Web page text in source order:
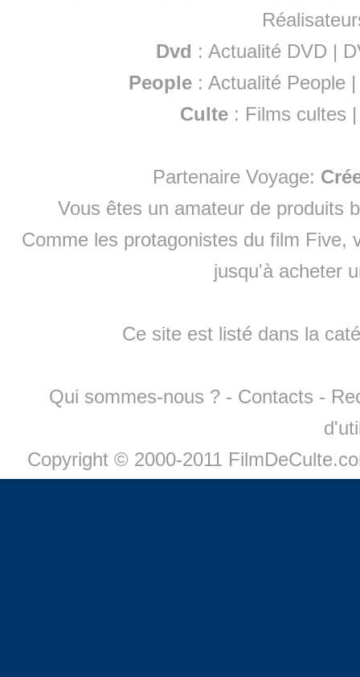
Dvd : Actualité DVD |
People :Actualité People
Culte : Films cultes
Partenaire Voyage:
Vous êtes un amateur de produits
Comme les protagonistes du film Five,
jusqu'à acheter
Ce site est listé dans la
Qui sommes-nous ? - Contacts -
Copyright © 2000-2011